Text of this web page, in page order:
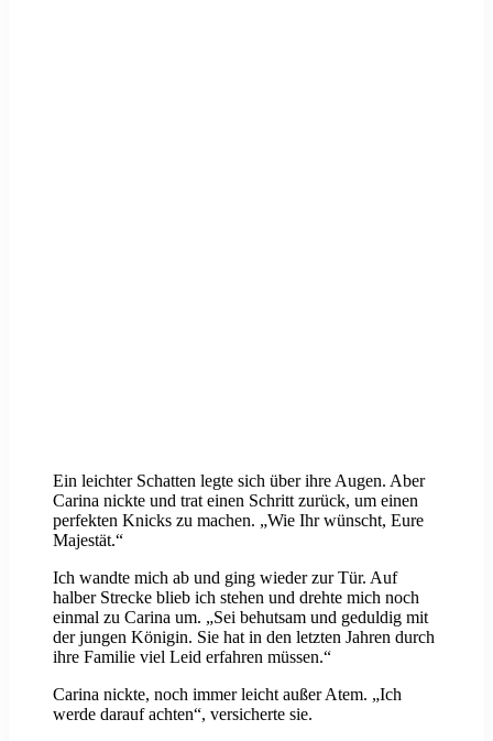
Ein leichter Schatten legte sich über ihre Augen. Aber
Carina nickte und trat einen Schritt zurück, um einen
perfekten Knicks zu machen. „Wie Ihr wünscht, Eure
Majestät.“
Ich wandte mich ab und ging wieder zur Tür. Auf
halber Strecke blieb ich stehen und drehte mich noch
einmal zu Carina um. „Sei behutsam und geduldig mit
der jungen Königin. Sie hat in den letzten Jahren durch
ihre Familie viel Leid erfahren müssen.“
Carina nickte, noch immer leicht außer Atem. „Ich
werde darauf achten“, versicherte sie.